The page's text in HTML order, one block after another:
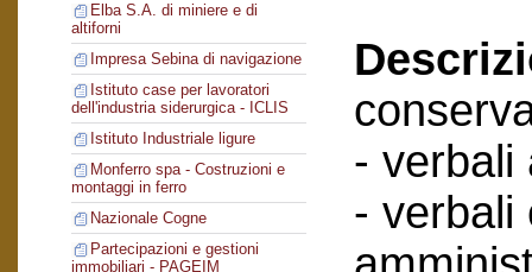
Elba S.A. di miniere e di
altiforni
Impresa Sebina di navigazione
Istituto case per lavoratori
dell'industria siderurgica - ICLIS
Istituto Industriale ligure
Monferro spa - Costruzioni e
montaggi in ferro
Nazionale Cogne
Partecipazioni e gestioni
immobiliari - PAGEIM
- verbali
- verbali